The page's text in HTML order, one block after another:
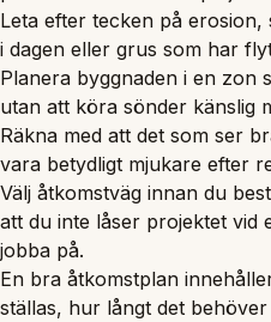
Leta efter tecken på
i dagen eller grus som har
Planera byggnaden i en zon
utan att köra sönder känslig
Räkna med att det som ser
vara betydligt mjukare efter
Välj åtkomstväg innan du
att du inte låser projektet vid
jobba på.
En bra åtkomstplan
ställas, hur långt det